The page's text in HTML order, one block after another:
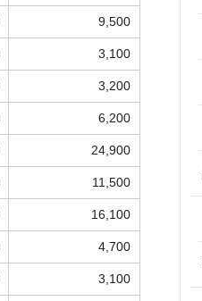
9,500
3,100
3,200
6,200
24,900
11,500
16,100
4,700
3,100